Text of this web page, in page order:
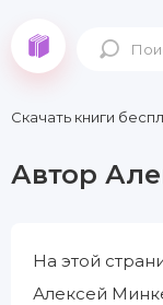
Скачать книги
Автор
На этой
Алексей